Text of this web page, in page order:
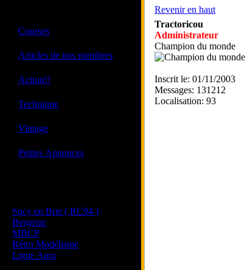
Courses
Articles de nos membres
Action!!
Technique
Vintage
Petites Annonces
Sucy en Brie ( RC94 )
Bergerac
MBCP
Rétro Modélisme
Ligue Aura
Revenir en haut
Tractoricou
Administrateur
Champion du monde
Inscrit le: 01/11/2003
Messages: 131212
Localisation: 93